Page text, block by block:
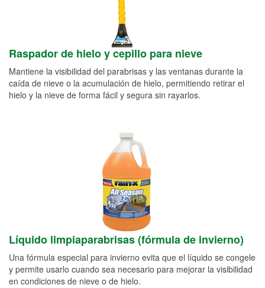
Raspador de hielo y cepillo para nieve
Mantiene la visibilidad del parabrisas y las ventanas durante la
caída de nieve o la acumulación de hielo, permitiendo retirar el
hielo y la nieve de forma fácil y segura sin rayarlos.
Líquido limpiaparabrisas (fórmula de invierno)
Una fórmula especial para invierno evita que el líquido se congele
y permite usarlo cuando sea necesario para mejorar la visibilidad
en condiciones de nieve o de hielo.